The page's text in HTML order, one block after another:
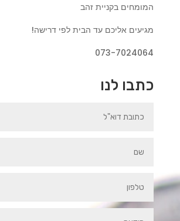
המומחים בקניית זהב
מגיעים אליכם עד הבית לפי דרישה!
073-7024064
כתבו לנו